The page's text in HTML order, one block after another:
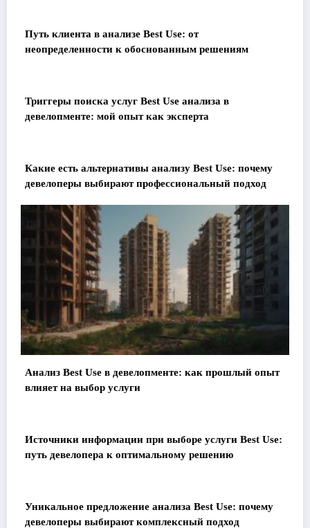
Путь клиента в анализе Best Use: от
неопределенности к обоснованным решениям
Триггеры поиска услуг Best Use анализа в
девелопменте: мой опыт как эксперта
Какие есть альтернативы анализу Best Use: почему
девелоперы выбирают профессиональный подход
Анализ Best Use в девелопменте: как прошлый опыт
влияет на выбор услуги
Источники информации при выборе услуги Best Use:
путь девелопера к оптимальному решению
Уникальное предложение анализа Best Use: почему
девелоперы выбирают комплексный подход